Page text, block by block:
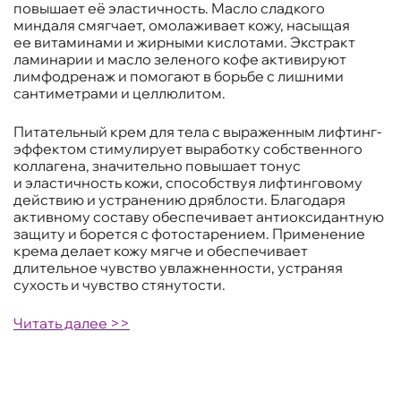
повышает её эластичность. Масло сладкого
миндаля смягчает, омолаживает кожу, насыщая
ее витаминами и жирными кислотами. Экстракт
ламинарии и масло зеленого кофе активируют
лимфодренаж и помогают в борьбе с лишними
сантиметрами и целлюлитом.
Питательный крем для тела с выраженным лифтинг-
эффектом стимулирует выработку собственного
коллагена, значительно повышает тонус
и эластичность кожи, способствуя лифтинговому
действию и устранению дряблости. Благодаря
активному составу обеспечивает антиоксидантную
защиту и борется с фотостарением. Применение
крема делает кожу мягче и обеспечивает
длительное чувство увлажненности, устраняя
сухость и чувство стянутости.
Читать далее >>